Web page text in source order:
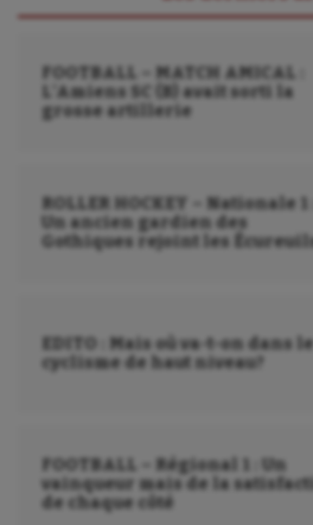
FOOTBALL – MATCH AMICAL :
L’Amiens SC (B) avait sorti la
grosse artillerie
ROLLER HOCKEY – Nationale 1 :
Un ancien gardien des
Gothiques rejoint les
EDITO : Mais où va-t-on dans le
cyclisme de haut niveau?
FOOTBALL – Régional 1 : Un
vainqueur mais de la
de chaque côté